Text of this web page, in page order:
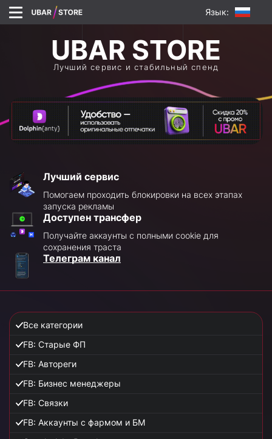
Язык:
Лучший сервис и стабильный спенд
Лучший сервис
Помогаем проходить блокировки на всех этапах
запуска рекламы
Доступен трансфер
Получайте аккаунты с полными cookie для
сохранения траста
Телеграм канал
Все категории
FB: Старые ФП
FB: Автореги
FB: Бизнес менеджеры
FB: Связки
FB: Аккаунты с фармом и БМ